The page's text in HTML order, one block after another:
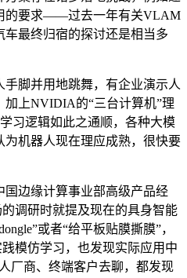
的要求——过去一年有关VLAM
最终归宿的探讨还是相当多
脚并用地跳舞，有企业演示人
上NVIDIA的“三台计算机”理
习逻辑如此之通顺，各种大模
机器人现在理应成熟，很快要
边缘计算事业部高级产品经
调研时就提及现在的具身智能
或者“给平板贴膜撕膜”，
模仿学习，也发现实际应用中
厂商、终端客户去聊，都发现